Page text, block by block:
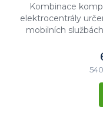
Kombinace
elektrocentrály
mobilních